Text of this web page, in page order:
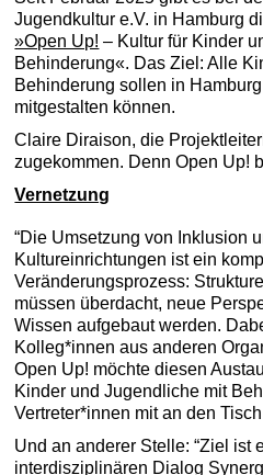
Jugendkultur e.V. in Hamburg
»Open Up! – Kultur für Kinder
Behinderung«. Das Ziel: Alle
Behinderung sollen in
mitgestalten können.
Claire Diraison, die
zugekommen. Denn Open Up!
Vernetzung
“Die Umsetzung von Inklusion
Kultureinrichtungen ist ein
Veränderungsprozess:
müssen überdacht, neue
Wissen aufgebaut werden.
Kolleg*innen aus anderen
Open Up! möchte diesen
Kinder und Jugendliche mit
Vertreter*innen mit an den
Und an anderer Stelle: “Ziel ist
interdisziplinären Dialog